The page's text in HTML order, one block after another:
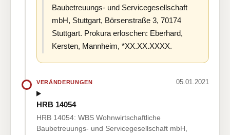
Baubetreuungs- und Servicegesellschaft
mbH, Stuttgart, Börsenstraße 3, 70174
Stuttgart. Prokura erloschen: Eberhard,
Kersten, Mannheim, *XX.XX.XXXX.
VERÄNDERUNGEN 05.01.2021
HRB 14054
HRB 14054: WBS Wohnwirtschaftliche
Baubetreuungs- und Servicegesellschaft mbH,